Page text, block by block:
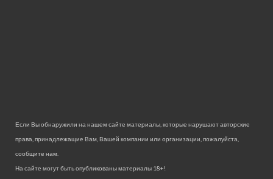
Если Вы обнаружили на нашем сайте материалы, которые нарушают авторские
права, принадлежащие Вам, Вашей компании или организации, пожалуйста,
сообщите нам.
На сайте могут быть опубликованы материалы 18+!